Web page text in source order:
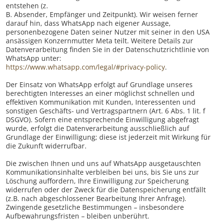
entstehen (z.
B. Absender, Empfänger und Zeitpunkt). Wir weisen ferner
darauf hin, dass WhatsApp nach eigener Aussage,
personenbezogene Daten seiner Nutzer mit seiner in den USA
ansässigen Konzernmutter Meta teilt. Weitere Details zur
Datenverarbeitung finden Sie in der Datenschutzrichtlinie von
WhatsApp unter:
https://www.whatsapp.com/legal/#privacy-policy.
Der Einsatz von WhatsApp erfolgt auf Grundlage unseres
berechtigten Interesses an einer möglichst schnellen und
effektiven Kommunikation mit Kunden, Interessenten und
sonstigen Geschäfts- und Vertragspartnern (Art. 6 Abs. 1 lit. f
DSGVO). Sofern eine entsprechende Einwilligung abgefragt
wurde, erfolgt die Datenverarbeitung ausschließlich auf
Grundlage der Einwilligung; diese ist jederzeit mit Wirkung für
die Zukunft widerrufbar.
Die zwischen Ihnen und uns auf WhatsApp ausgetauschten
Kommunikationsinhalte verbleiben bei uns, bis Sie uns zur
Löschung auffordern, Ihre Einwilligung zur Speicherung
widerrufen oder der Zweck für die Datenspeicherung entfällt
(z.B. nach abgeschlossener Bearbeitung Ihrer Anfrage).
Zwingende gesetzliche Bestimmungen – insbesondere
Aufbewahrungsfristen – bleiben unberührt.